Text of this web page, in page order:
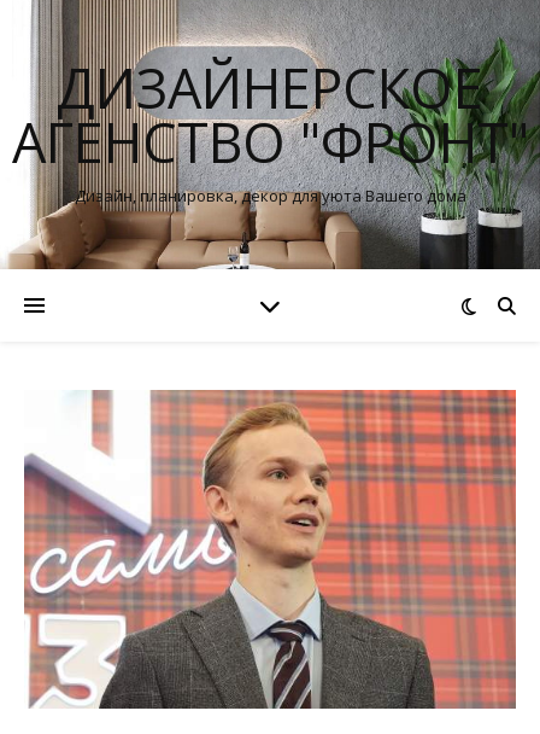
ДИЗАЙНЕРСКОЕ
АГЕНСТВО "ФРОНТ"
Дизайн, планировка, декор для уюта Вашего дома